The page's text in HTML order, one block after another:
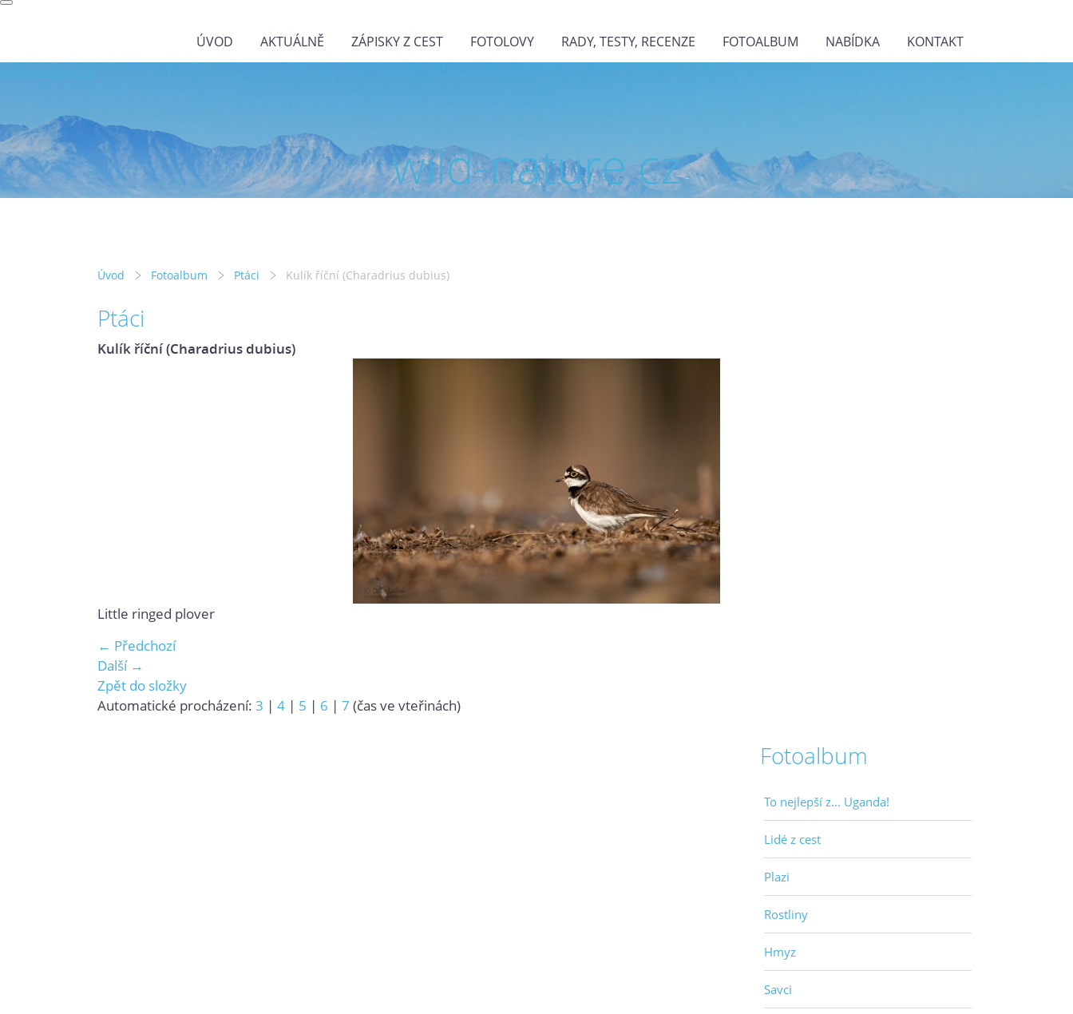
ÚVOD AKTUÁLNĚ ZÁPISKY Z CEST FOTOLOVY RADY, TESTY, RECENZE FOTOALBUM NABÍDKA KONTAKT
wild-nature.cz
Úvod Fotoalbum Ptáci Kulík říční (Charadrius dubius)
Ptáci
Kulík říční (Charadrius dubius)
Little ringed plover
← Předchozí
Další →
Zpět do složky
Automatické procházení: 3 | 4 | 5 | 6 | 7 (čas ve vteřinách)
Fotoalbum
To nejlepší z... Uganda!
Lidé z cest
Plazi
Rostliny
Hmyz
Savci